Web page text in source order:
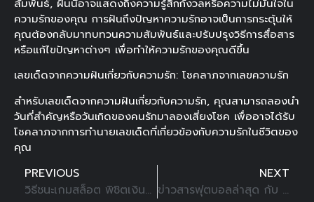
สัมพันธ์, ฝันนี้อาจแสดงถึงความรู้สึกกังวลหรือความไม่มั่นใจใน
ความรักของคุณ การฝันถึงปัญหาความรักอาจเป็นการกระตุ้นให้
คุณต้องกลับมาทบทวนความสัมพันธ์และปรับปรุงวิธีการสื่อสาร
หรือแก้ไขปัญหาต่างๆ เพื่อทำให้ความรักของคุณดีขึ้น
เลขเด็ดจากความฝันเกี่ยวกับความรัก: โชคลาภจากเลขความรัก
สำหรับเลขเด็ดจากความฝันเกี่ยวกับความรัก, คุณสามารถลองนำ
วันที่สำคัญหรือวันเกิดของคนรักมาลองเสี่ยงโชค เพื่ออาจได้รับ
โชคลาภจากการทำนายเลขเด็ดที่เกี่ยวข้องกับความรักในชีวิตของ
คุณ
PREVIOUS
วิธีชนะเกมสล็อต พิชิตเงินรางวัลสล็อตออนไลน์ ง่ายนิดเดียว
NEXT
ข่าวสารฟุตบอลล่าสุด กับ การแทงบอลเกี่ยวข้องอย่างไร ที่นี่มีคำตอบ